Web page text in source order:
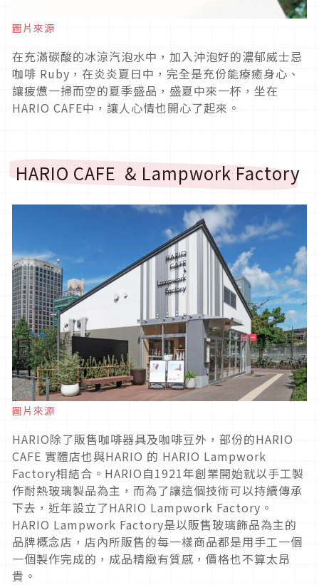
圖片來源
在充滿碳酸的冰涼汽泡水中，加入沖泡好的濃郁威士忌
咖啡 Ruby，在炎炎夏日中，完全是充份能療癒身心、
讓疲憊一掃而空的夏季盛品，盛夏中來一杯，坐在
HARIO CAFE中，讓人心情也開心了起來。
HARIO CAFE & Lampwork Factory
圖片來源
HARIO除了販售咖啡器具及咖啡豆外，部份的HARIO
CAFE 實體店也與HARIO 的 HARIO Lampwork
Factory相結合。HARIO自1921年創業開始就以手工製
作耐熱玻璃製品為主，而為了讓這個技術可以持續傳承
下去，近年設立了HARIO Lampwork Factory。
HARIO Lampwork Factory是以販售玻璃飾品為主的
品牌概念店，店內所販售的每一樣商品都是用手工一個
一個製作完成的，成品精緻有質感，價格也不算太昂
貴。